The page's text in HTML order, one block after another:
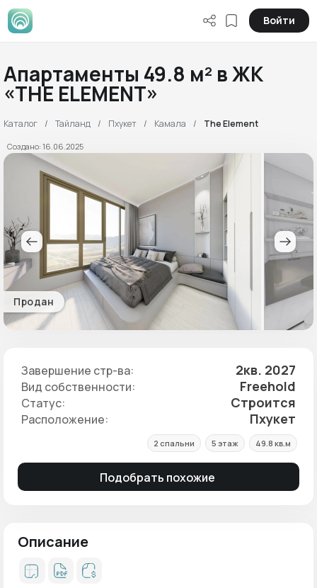
Войти
Апартаменты 49.8 м² в ЖК
«THE ELEMENT»
Каталог Тайланд Пхукет Камала The Element
Создано: 16.06.2025
Продан
Завершение стр-ва: 2кв. 2027
Вид собственности: Freehold
Статус: Строится
Расположение: Пхукет
2 спальни 5 этаж 49.8 кв.м
Подобрать похожие
Описание